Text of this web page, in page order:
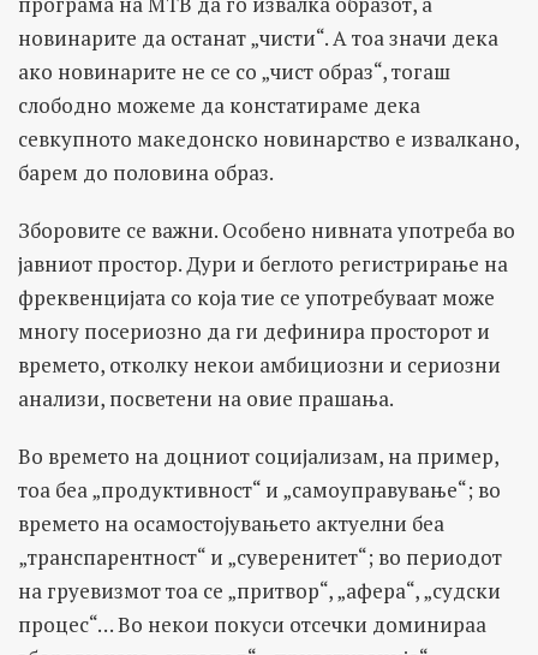
новинарите да останат „чисти“. А тоа значи дека
ако новинарите не се со „чист образ“, тогаш
слободно можеме да констатираме дека
севкупното македонско новинарство е извалкано,
барем до половина образ.
Зборовите се важни. Особено нивната употреба во
јавниот простор. Дури и беглото регистрирање на
фреквенцијата со која тие се употребуваат може
многу посериозно да ги дефинира просторот и
времето, отколку некои амбициозни и сериозни
анализи, посветени на овие прашања.
Во времето на доцниот социјализам, на пример,
тоа беа „продуктивност“ и „самоуправување“; во
времето на осамостојувањето актуелни беа
„транспарентност“ и „суверенитет“; во периодот
на груевизмот тоа се „притвор“, „афера“, „судски
процес“… Во некои покуси отсечки доминираа